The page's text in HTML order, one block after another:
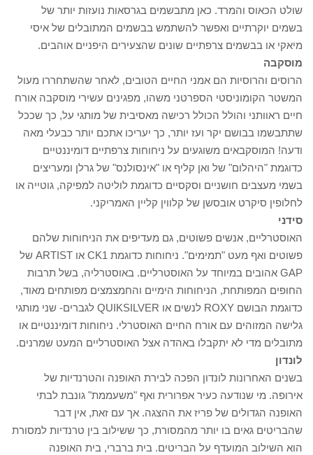
שולט הכאוס והמרד. כאן מתבשמים בגרסאות נועזות יותר של
בשמים יוקרתיים ואפשר להשתמש בבשמים המתובלים של איסי
מיאקי או בבשמים צרפתיים שונים שהצעירים היפניים אוהבים.
מוסקבה
הרוסים והרוסיות הם אמני החיים הטובים, לאחר שהשתחררו מעול
המשטר הקומוניסטי הספרטני משהו, מפגינים עשירי מוסקבה אורח
חיים ראוותני והולל הכולל רכישה מאסיבית של מותגי על, כך שככל
שתתבשמו בבושם יקר ועז יותר, כך יעריכו אתכם יותר כבעלי מאה
ודעה! המוסקבאים משוגעים על ניחוחות צרפתיים דומיננטיים
כדוגמת "היהלום" של ואן קליף או "אינסולנס" של גרלן ומעריצים
בשמי מעצבים חושניים וסקסיים כדוגמת לוליטה למפיקה, גוטייה או
לחלופין סיקרט אובסשן של קלווין קליין האמריקני.
סידני
האוסטרליים, אנשים פשוטים, גם מעדיפים את הניחוחות שלהם
פשוטים ואף מעט "תמימים". ניחוחות כדוגמת CK1 או ARTIST של
GAP אהובים במיוחד על האוסטרליים. באוסטרליה, בשל תרבות
החופים המפותחת, הניחוחות הימיים והחמצמצים מפותחים מאוד,
כדוגמת הבושם ROXY לנשים או QUIKSILVER לגברים- שני מותגי
גלישה המזוהים עם אורח החיים האוסטרלי. ניחוחות דומיננטיים או
מתובלים מדי לא יתקבלו באהדה אצל האוסטרליים המעט שמרנים.
לונדון
בשנים האחרונות לונדון הפכה לבירת האופנה והטרנדיות של
אירופה. מי שנודעה כעיר אפרורית ואף "משעממת" גונבת לבתי
האופנה הגדולים של פריז את ההצגה. אך עם זאת, אין דבר
שהבריטים גאים בו יותר מהמסורת, כך ששילוב בין טרנדיות למסורת
הוא השילוב המועדף על הבריטים. בית ברברי, בית האופנה